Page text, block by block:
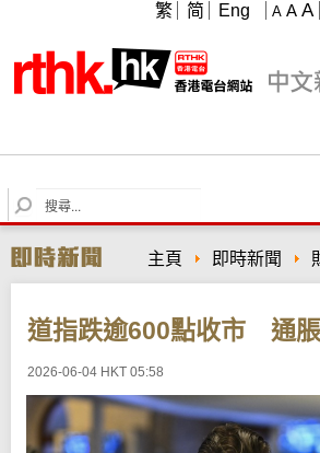
A A A
繁 简 Eng
S
e
r
c
主頁 即時新聞
道指跌逾600點收市 通
2026-06-04 HKT 05:58